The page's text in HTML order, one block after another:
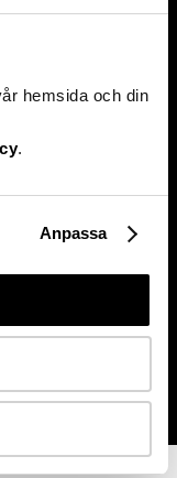
hemsida och din
.
Anpassa
på din